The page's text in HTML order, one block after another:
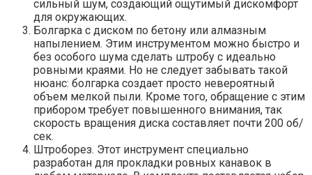
сильный шум, создающий ощутимый дискомфорт
для окружающих.
Болгарка с диском по бетону или алмазным
напылением. Этим инструментом можно быстро и
без особого шума сделать штробу с идеально
ровными краями. Но не следует забывать такой
нюанс: болгарка создает просто невероятный
объем мелкой пыли. Кроме того, обращение с этим
прибором требует повышенного внимания, так
скорость вращения диска составляет почти 200 об/
сек.
Штроборез. Этот инструмент специально
разработан для прокладки ровных канавок в